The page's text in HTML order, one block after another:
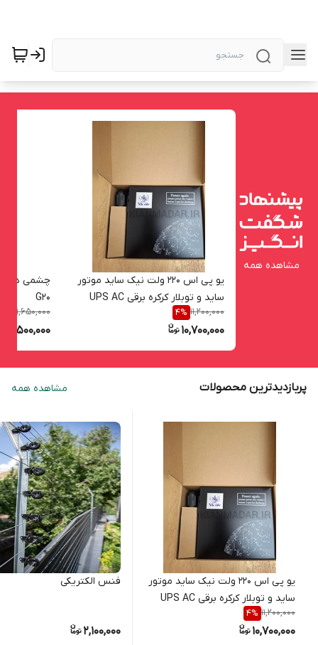
مشاهده همه
یو پی اس 220 ولت نیک ساید موتور
ساید و توبلار کرکره برقی UPS AC
11,200,000
4%
10,700,000
چشمی
G20
1,650,000
1,500,000
پربازدیدترین محصولات مشاهده همه
یو پی اس 220 ولت نیک ساید موتور
ساید و توبلار کرکره برقی UPS AC
11,200,000
4%
10,700,000
فنس الکتریکی
2,100,000